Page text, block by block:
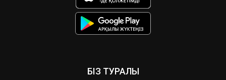
БІЗ ТУРАЛЫ